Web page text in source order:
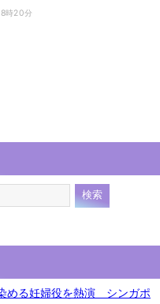
時20分
める妊婦役を熱演 シンガポ